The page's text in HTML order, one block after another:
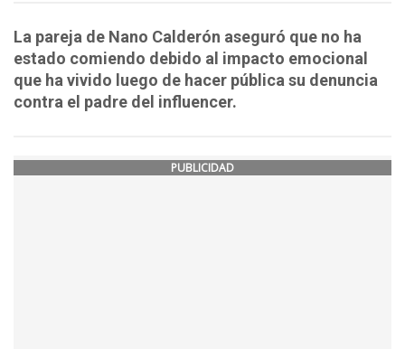
La pareja de Nano Calderón aseguró que no ha
estado comiendo debido al impacto emocional
que ha vivido luego de hacer pública su denuncia
contra el padre del influencer.
PUBLICIDAD